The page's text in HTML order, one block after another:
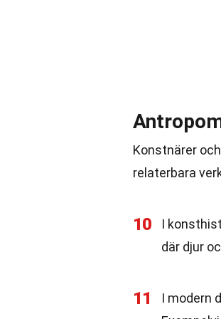
Konstnärer
relaterbara
10
I
där djur
11
I modern